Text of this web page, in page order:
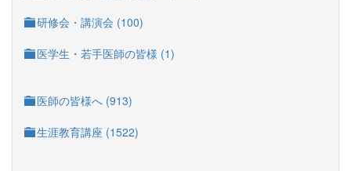
研修会・講演会 (100)
医学生・若手医師の皆様 (1)
医師の皆様へ (913)
生涯教育講座 (1522)